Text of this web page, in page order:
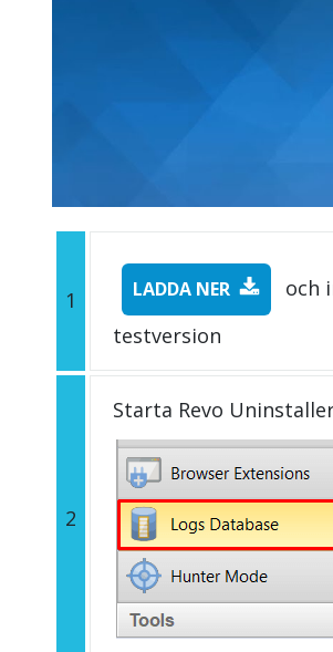
1 LADDA NER
och
testversion
2
Starta Revo